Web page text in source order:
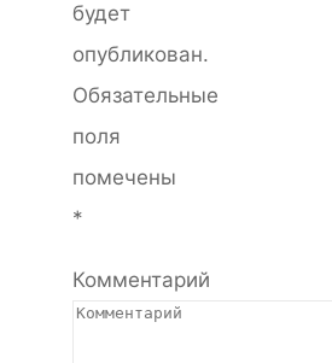
будет
опубликован.
Обязательные
поля
помечены
*
Комментарий